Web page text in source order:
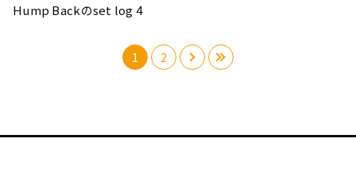
Hump Backのset log 4
1 2 › »